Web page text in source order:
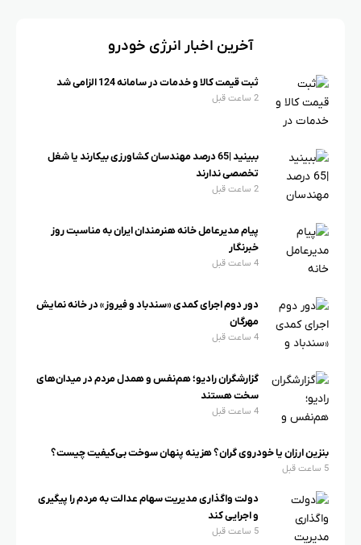
آخرین اخبار انرژی خودرو
ثبت قیمت کالا و خدمات در سامانه 124 الزامی شد
ببینید |65 درصد مهندسان کشاورزی بیکارند یا شغل
تخصصی ندارند
پیام مدیرعامل خانه هنرمندان ایران به مناسبت روز
خبرنگار
دور دوم اجرای کمدی «سندباد و فیروز» در خانه نمایش
مهرگان
گزارشگران رادیو؛ هم‌نفس و همدل مردم در میدان‌های
سخت هستند
بنزین ارزان یا خودروی گران؟ هزینه پنهان سوخت بی‌کیفیت چیست؟
دولت واگذاری مدیریت سهام عدالت به مردم را پیگیری
و اجرایی کند